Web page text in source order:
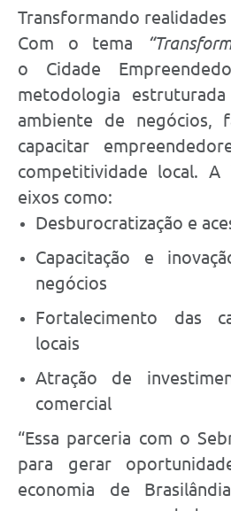
Transformando realidades
Com o tema
o Cidade
metodologia
ambiente de negócios,
capacitar
competitividade local. A
eixos como:
Desburocratização e
Capacitação e
negócios
Fortalecimento das
locais
Atração de
comercial
“Essa parceria com o
para gerar
economia de